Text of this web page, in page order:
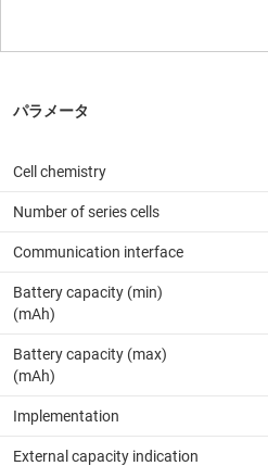
Cell chemistry
Number of series cells
Communication interface
Battery capacity (min)
(mAh)
Battery capacity (max)
(mAh)
Implementation
External capacity indication